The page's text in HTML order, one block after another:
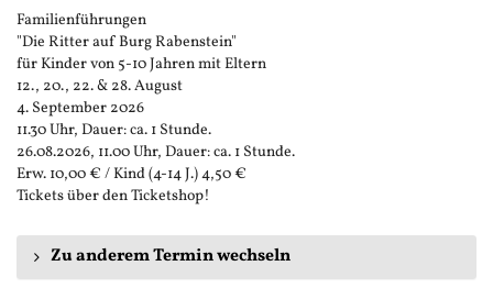
Familienführungen
"Die Ritter auf Burg Rabenstein"
für Kinder von 5-10 Jahren mit Eltern
12., 20., 22. & 28. August
4. September 2026
11.30 Uhr, Dauer: ca. 1 Stunde.
26.08.2026, 11.00 Uhr, Dauer: ca. 1 Stunde.
Erw. 10,00 € / Kind (4-14 J.) 4,50 €
Tickets über den Ticketshop!
Zu anderem Termin wechseln